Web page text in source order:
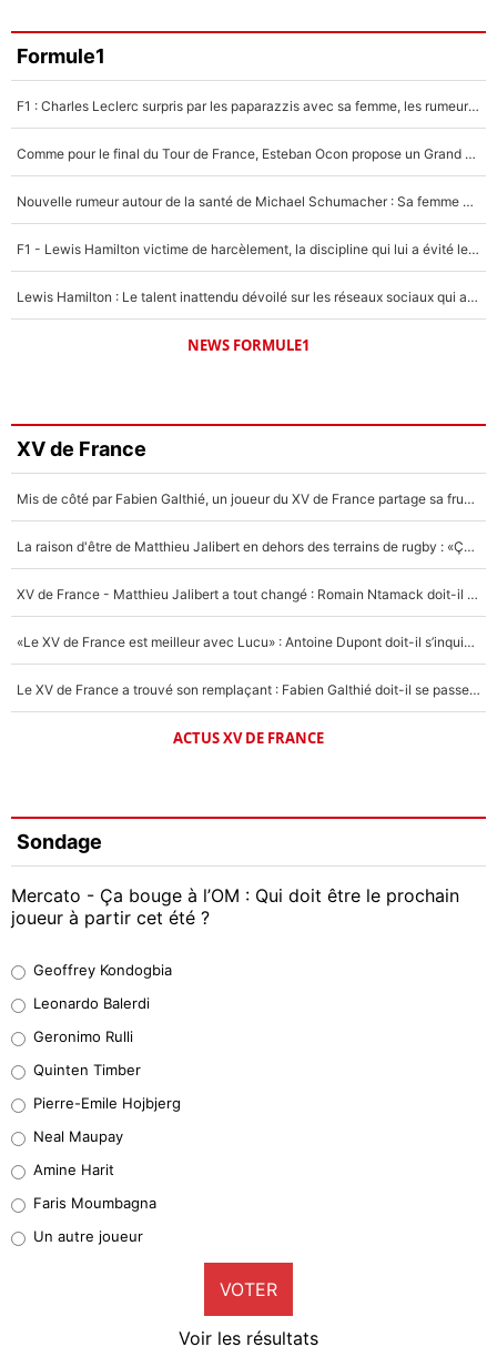
Formule1
F1 : Charles Leclerc surpris par les paparazzis avec sa femme, les rumeurs étaient vraies !
Comme pour le final du Tour de France, Esteban Ocon propose un Grand Prix de Formule 1 à Paris : «Autour de l’Arc de Triomphe, ce serait génial» !
Nouvelle rumeur autour de la santé de Michael Schumacher : Sa femme Corinna sort du silence
F1 - Lewis Hamilton victime de harcèlement, la discipline qui lui a évité le pire : «J'aurais probablement mal tourné»
Lewis Hamilton : Le talent inattendu dévoilé sur les réseaux sociaux qui a impressionné Kim Kardashian pendant leurs vacances en amoureux !
NEWS FORMULE1
XV de France
Mis de côté par Fabien Galthié, un joueur du XV de France partage sa frustration : «ils ne me l’ont pas dit tout de suite»
La raison d'être de Matthieu Jalibert en dehors des terrains de rugby : «Ça m'atteint autant que si tu touches à un membre de ma famille»
XV de France - Matthieu Jalibert a tout changé : Romain Ntamack doit-il s’inquiéter pour sa place à un an de la Coupe du monde ?
«Le XV de France est meilleur avec Lucu» : Antoine Dupont doit-il s’inquiéter pour sa place ?
Le XV de France a trouvé son remplaçant : Fabien Galthié doit-il se passer d'Antoine Dupont ?
ACTUS XV DE FRANCE
Sondage
Mercato - Ça bouge à l’OM : Qui doit être le prochain
joueur à partir cet été ?
38%
32%
4%
1%
9%
Geoffrey Kondogbia
Leonardo Balerdi
Geronimo Rulli
Quinten Timber
Pierre-Emile Hojbjerg
Neal Maupay
Amine Harit
Faris Moumbagna
Un autre joueur
VOTER
Voir les résultats